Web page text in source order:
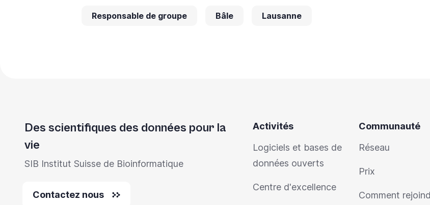
Responsable de groupe Bâle Lausanne
Des scientifiques des données pour la
vie
SIB Institut Suisse de Bioinformatique
Contactez nous
Activités
Logiciels et bases de
données ouverts
Centre d'excellence
Communauté
Réseau
Prix
Comment